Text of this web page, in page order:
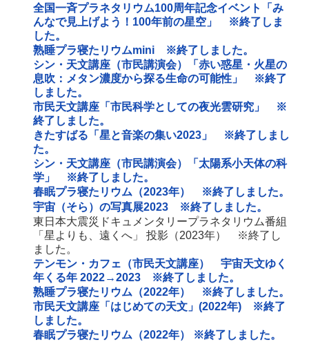
全国一斉プラネタリウム100周年記念イベント「み
んなで見上げよう！100年前の星空」 ※終了しま
した。
熟睡プラ寝たリウムmini ※終了しました。
シン・天文講座（市民講演会）「赤い惑星・火星の
息吹：メタン濃度から探る生命の可能性」 ※終了
しました。
市民天文講座「市民科学としての夜光雲研究」 ※
終了しました。
きたすばる「星と音楽の集い2023」 ※終了しまし
た。
シン・天文講座（市民講演会）「太陽系小天体の科
学」 ※終了しました。
春眠プラ寝たリウム（2023年） ※終了しました。
宇宙（そら）の写真展2023 ※終了しました。
東日本大震災ドキュメンタリープラネタリウム番組
「星よりも、遠くへ」 投影（2023年） ※終了し
ました。
テンモン・カフェ（市民天文講座） 宇宙天文ゆく
年くる年 2022→2023 ※終了しました。
熟睡プラ寝たリウム（2022年） ※終了しました。
市民天文講座「はじめての天文」(2022年) ※終了
しました。
春眠プラ寝たリウム（2022年） ※終了しました。